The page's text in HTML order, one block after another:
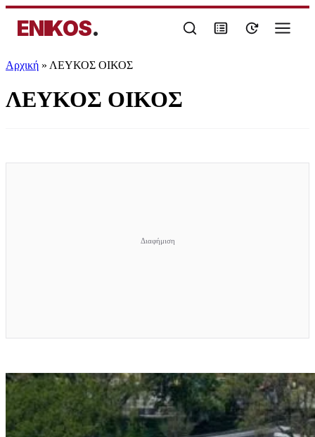
ENIKOS.
Αρχική » ΛΕΥΚΟΣ ΟΙΚΟΣ
ΛΕΥΚΟΣ ΟΙΚΟΣ